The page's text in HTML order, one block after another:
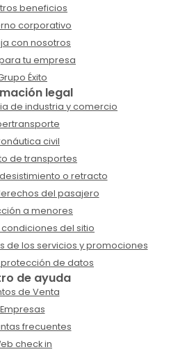
beneficios
corporativo
con nosotros
tu empresa
Éxito
legal
de industria y comercio
civil
de transportes
o retracto
del pasajero
a menores
del sitio
de los servicios y promociones
de datos
de ayuda
de Venta
Empresas
frecuentes
check in